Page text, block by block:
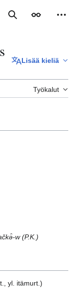
Haku Ulkoasu
Lisää kieliä
Työkalut
w (P.K.)
, yl. itämurt. )